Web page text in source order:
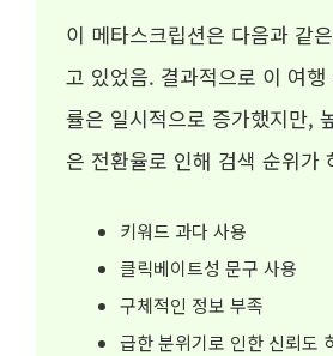
이 메타스크립션은 다음과 같
고 있었음. 결과적으로 이 여행
률은 일시적으로 증가했지만,
은 전환율로 인해 검색 순위가
키워드 과다 사용
클릭베이트성 문구 사용
구체적인 정보 부족
급한 분위기로 인한 신뢰도